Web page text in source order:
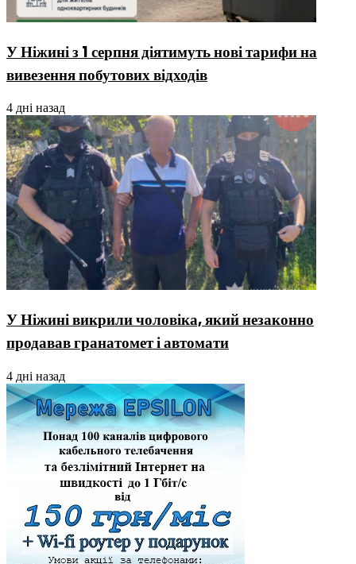
У Ніжині з 1 серпня діятимуть нові тарифи на
вивезення побутових відходів
4 дні назад
У Ніжині викрили чоловіка, який незаконно
продавав гранатомет і автомати
4 дні назад